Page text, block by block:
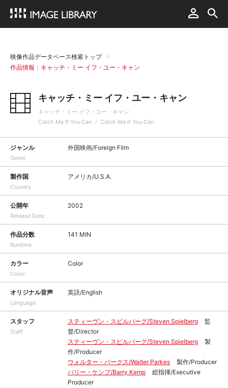
映像作品データベース検索トップ
作品情報：キャッチ・ミー イフ・ユー・キャン
キャッチ・ミー イフ・ユー・キャン
キャッチ・ミー イフ・ユー・キャン
Catch Me If You Can ／ Catch Me If You Can
ジャンル
Genre
外国映画/Foreign Film
製作国
Country
アメリカ/U.S.A.
公開年
Release Date
2002
作品分数
Runtime
141 MIN
カラー
Color
Color
オリジナル音声
Language
英語/English
スタッフ
Staff
スティーヴン・スピルバーグ/Steven Spielberg
監
督/Director
スティーヴン・スピルバーグ/Steven Spielberg
製
作/Producer
ウォルター・パークス/Walter Parkes
製作/Producer
バリー・ケンプ/Barry Kemp
総指揮/Executive
Producer